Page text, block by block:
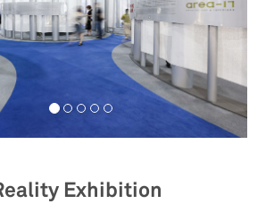
Exhibition